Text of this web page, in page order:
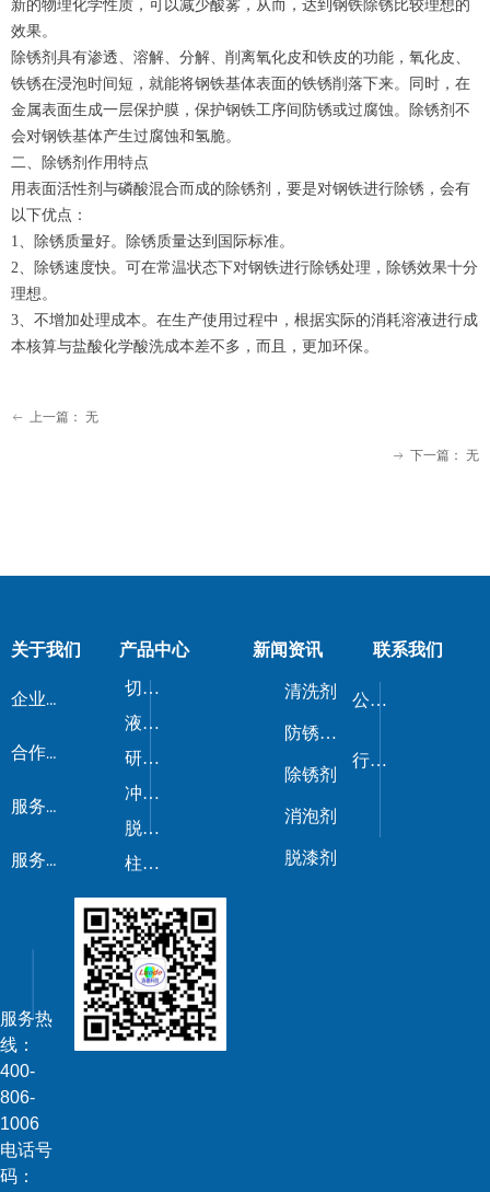
新的物理化学性质，可以减少酸雾，从而，达到钢铁除锈比较理想的
效果。
除锈剂具有渗透、溶解、分解、削离氧化皮和铁皮的功能，氧化皮、
铁锈在浸泡时间短，就能将钢铁基体表面的铁锈削落下来。同时，在
金属表面生成一层保护膜，保护钢铁工序间防锈或过腐蚀。除锈剂不
会对钢铁基体产生过腐蚀和氢脆。
二、除锈剂作用特点
用表面活性剂与磷酸混合而成的除锈剂，要是对钢铁进行除锈，会有
以下优点：
1、除锈质量好。除锈质量达到国际标准。
2、除锈速度快。可在常温状态下对钢铁进行除锈处理，除锈效果十分
理想。
3、不增加处理成本。在生产使用过程中，根据实际的消耗溶液进行成
本核算与盐酸化学酸洗成本差不多，而且，更加环保。
ꂃ 上一篇： 无
ꁹ 下一篇： 无
关于我们
企业荣誉
合作伙伴
服务流程
服务优势
产品中心
切削液/磨削液
液压油/导轨油
研磨剂
冲压油
脱模剂
柱塞油
清洗剂
防锈剂/防锈油
除锈剂
消泡剂
脱漆剂
新闻资讯
公司新闻
行业动态
联系我们
服务热
线：
400-
806-
1006
电话号
码：